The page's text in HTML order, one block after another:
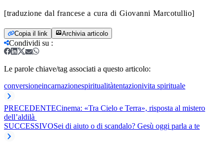
[traduzione dal francese a cura di Giovanni Marcotullio]
Copia il link Archivia articolo
Condividi su :
Le parole chiave/tag associati a questo articolo:
conversioneincarnazionespiritualitàtentazionivita spirituale
PRECEDENTECinema: «Tra Cielo e Terra», risposta al mistero
dell’aldilà
SUCCESSIVOSei di aiuto o di scandalo? Gesù oggi parla a te